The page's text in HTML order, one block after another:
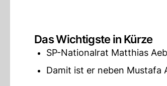
Das Wichtigste in Kürze
SP-Nationalrat Matthias
Damit ist er neben Mustafa